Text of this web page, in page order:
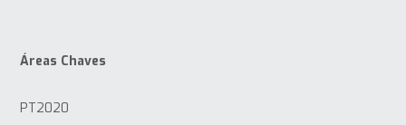
Áreas Chaves
PT2020